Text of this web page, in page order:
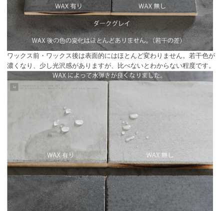
ワックス前・ワックス後は表面的にはほとんど変わりません。若干色が
濃くなり、少し光沢感がありますが、比べないとわからない程度です。